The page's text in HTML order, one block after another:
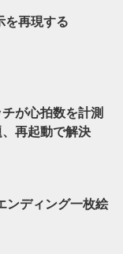
を再現する
が心拍数を計測
再起動で解決
ンディング一枚絵